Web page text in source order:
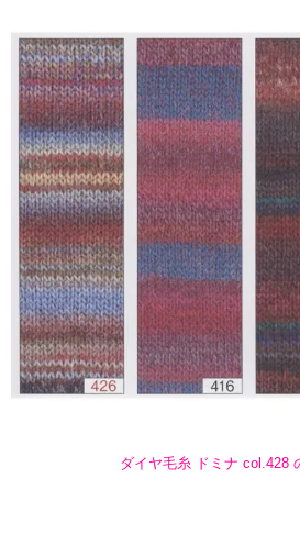
ダイヤ毛糸 ドミナ col.428